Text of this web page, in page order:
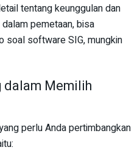
tentang keunggulan dan
pemetaan, bisa
soal software SIG, mungkin
dalam Memilih
perlu Anda pertimbangkan